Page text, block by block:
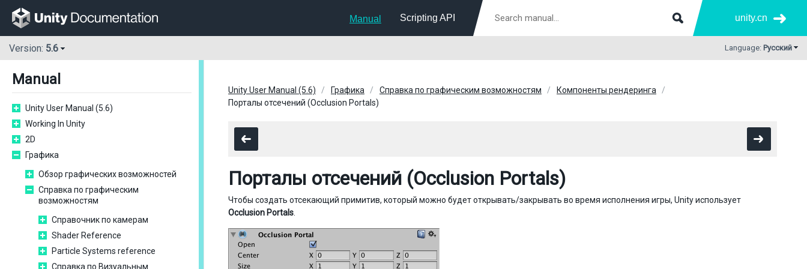
Manual Scripting API unity.cn
Version: 5.6 Language: Русский
Manual
Unity User Manual (5.6)
Working In Unity
2D
Графика
Обзор графических возможностей
Справка по графическим
возможностям
Справочник по камерам
Shader Reference
Particle Systems reference
Справка по Визуальным
Unity User Manual (5.6) Графика Справка по графическим возможностям
Компоненты рендеринга
Порталы отсечений (Occlusion Portals)
Порталы отсечений (Occlusion Portals)
Чтобы создать отсекающий примитив, который можно будет открывать/закрывать во время исполнения игры, Unity использует
Occlusion Portals